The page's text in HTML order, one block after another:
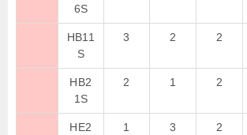
6S
HB11
S
3 2 2
HB2
1S
2 1 2
HE2
1 3 2